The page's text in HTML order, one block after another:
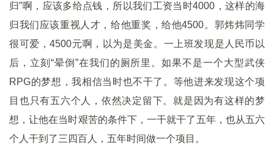
归”啊，应该多给点钱，所以我们工资当时4000，这样的海
归我们应该重视人才，给他重奖，给他4500。郭炜炜同学
很可爱，4500元啊，以为是美金。一上班发现是人民币以
后，立刻“晕倒”在我们的厕所里。如果不是一个大型武侠
RPG的梦想，我相信当时也不干了。等他进来发现这个项
目也只有五六个人，依然决定留下。就是因为有这样的梦
想，让他在当时艰苦的条件下，一干就干了五年，也从五六
个人干到了三四百人，五年时间做一个项目。